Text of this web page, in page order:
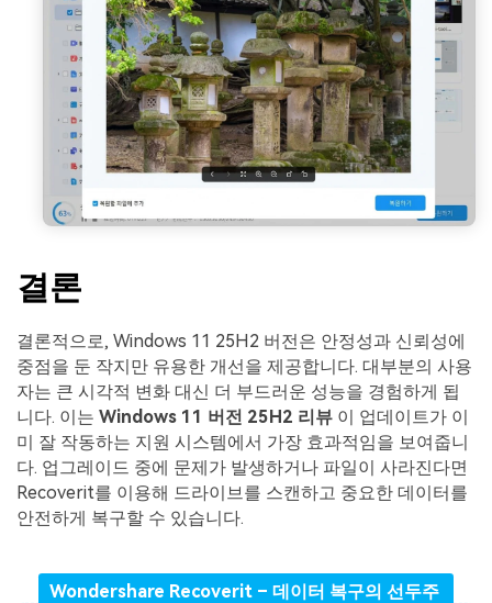
결론
결론적으로, Windows 11 25H2 버전은 안정성과 신뢰성에
중점을 둔 작지만 유용한 개선을 제공합니다. 대부분의 사용
자는 큰 시각적 변화 대신 더 부드러운 성능을 경험하게 됩
니다. 이는 Windows 11 버전 25H2 리뷰 이 업데이트가 이
미 잘 작동하는 지원 시스템에서 가장 효과적임을 보여줍니
다. 업그레이드 중에 문제가 발생하거나 파일이 사라진다면
Recoverit를 이용해 드라이브를 스캔하고 중요한 데이터를
안전하게 복구할 수 있습니다.
Wondershare Recoverit – 데이터 복구의 선두주